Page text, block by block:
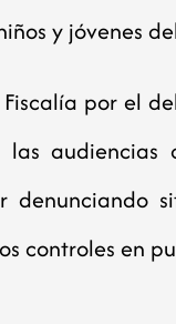
y jóvenes
por el
audiencias
controles en